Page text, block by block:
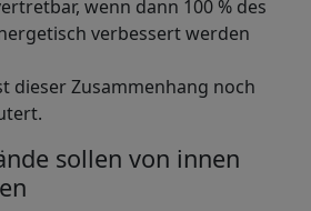
wenn dann 100 % des
verbessert werden
dieser Zusammenhang noch
sollen von innen